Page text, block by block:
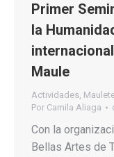
Primer
la
Maule
Actividades,
Por Camila Aliaga
Con la
Bellas Artes de